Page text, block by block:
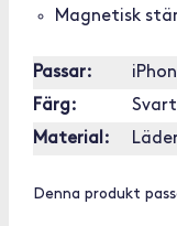
Magnetisk
Passar:
Färg:
Material:
Denna produkt